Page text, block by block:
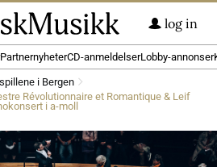
log in
PartnernyheterCD-anmeldelserLobby-annonser
i Bergen
Révolutionnaire et Romantique & Leif
i a-moll